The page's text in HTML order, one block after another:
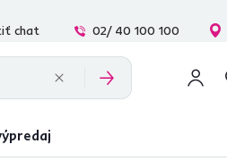
chat 02/ 40 100 100